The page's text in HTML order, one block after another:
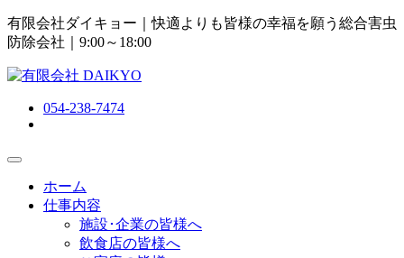
有限会社ダイキョー｜快適よりも皆様の幸福を願う総合害虫
防除会社 ｜9:00～18:00
054-238-7474
ホーム
仕事内容
施設･企業の皆様へ
飲食店の皆様へ